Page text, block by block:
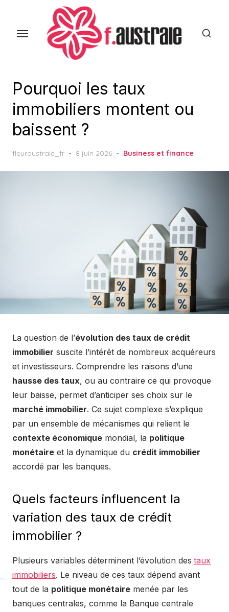
Pourquoi les taux
immobiliers montent ou
baissent ?
fleuraustrale_fr
Posted
8 juin 2026 Business et finance
La question de l’évolution des taux de crédit
immobilier suscite l’intérêt de nombreux acquéreurs
et investisseurs. Comprendre les raisons d’une
hausse des taux, ou au contraire ce qui provoque
leur baisse, permet d’anticiper ses choix sur le
marché immobilier. Ce sujet complexe s’explique
par un ensemble de mécanismes qui relient le
contexte économique mondial, la politique
monétaire et la dynamique du crédit immobilier
accordé par les banques.
Quels facteurs influencent la
variation des taux de crédit
immobilier ?
Plusieurs variables déterminent l’évolution des taux
immobiliers. Le niveau de ces taux dépend avant
tout de la politique monétaire menée par les
banques centrales, comme la Banque centrale